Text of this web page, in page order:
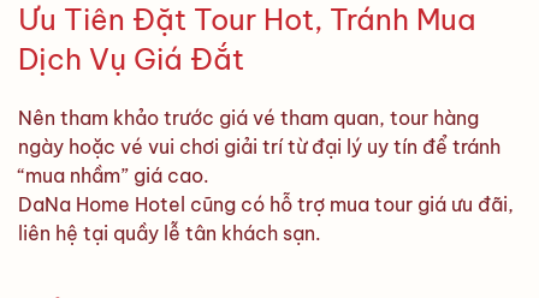
Ưu Tiên Đặt Tour Hot, Tránh Mua
Dịch Vụ Giá Đắt
Nên tham khảo trước giá vé tham quan, tour hàng
ngày hoặc vé vui chơi giải trí từ đại lý uy tín để tránh
“mua nhầm” giá cao.
DaNa Home Hotel cũng có hỗ trợ mua tour giá ưu đãi,
liên hệ tại quầy lễ tân khách sạn.